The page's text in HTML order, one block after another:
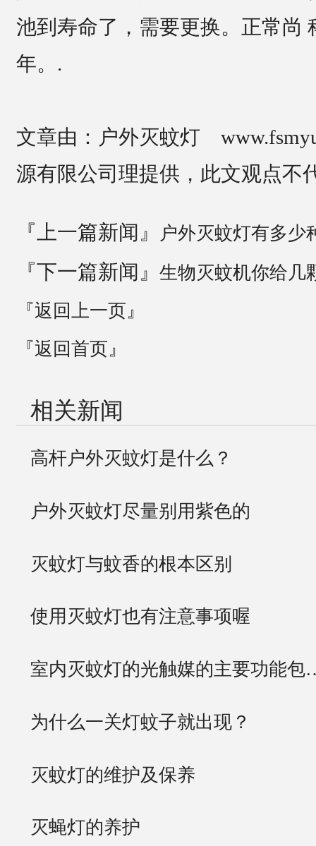
池到寿命了，需要更换。正常尚
年。.
文章由：户外灭蚊灯
源有限公司理提供，此文观点不
『上一篇新闻』 户外灭蚊灯有多少
『下一篇新闻』 生物灭蚊机你给几
『返回上一页』
『返回首页』
相关新闻
高杆户外灭蚊灯是什么？
户外灭蚊灯尽量别用紫色的
灭蚊灯与蚊香的根本区别
使用灭蚊灯也有注意事项喔
室内灭蚊灯的光触媒的主要功能
为什么一关灯蚊子就出现？
灭蚊灯的维护及保养
灭蝇灯的养护